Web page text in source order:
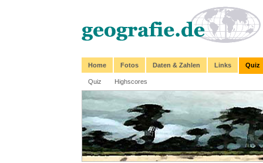
Home Fotos Daten & Zahlen Links Quiz
Quiz Highscores